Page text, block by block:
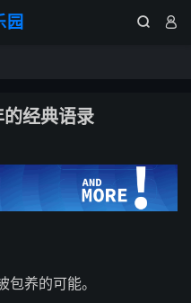
园  
经典语录
养的可能。